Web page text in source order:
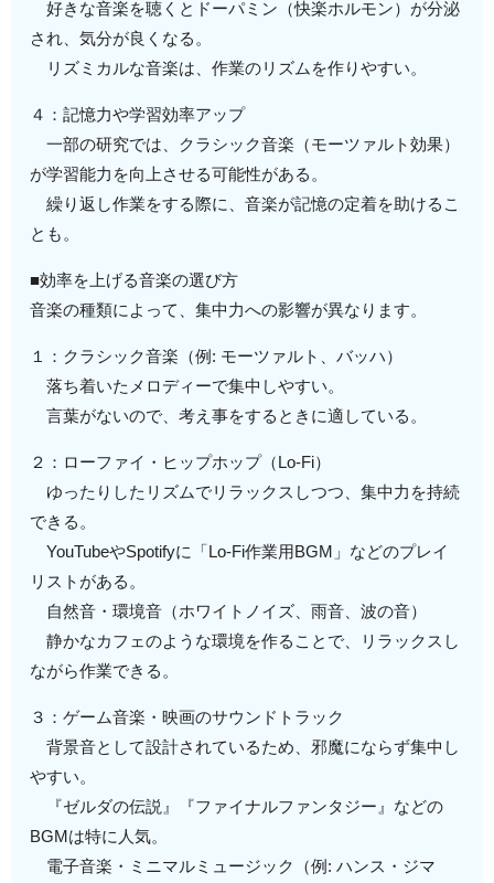
好きな音楽を聴くとドーパミン（快楽ホルモン）が分泌
され、気分が良くなる。
リズミカルな音楽は、作業のリズムを作りやすい。
４：記憶力や学習効率アップ
一部の研究では、クラシック音楽（モーツァルト効果）
が学習能力を向上させる可能性がある。
繰り返し作業をする際に、音楽が記憶の定着を助けるこ
とも。
■効率を上げる音楽の選び方
音楽の種類によって、集中力への影響が異なります。
１：クラシック音楽（例: モーツァルト、バッハ）
落ち着いたメロディーで集中しやすい。
言葉がないので、考え事をするときに適している。
２：ローファイ・ヒップホップ（Lo-Fi）
ゆったりしたリズムでリラックスしつつ、集中力を持続
できる。
YouTubeやSpotifyに「Lo-Fi作業用BGM」などのプレイ
リストがある。
自然音・環境音（ホワイトノイズ、雨音、波の音）
静かなカフェのような環境を作ることで、リラックスし
ながら作業できる。
３：ゲーム音楽・映画のサウンドトラック
背景音として設計されているため、邪魔にならず集中し
やすい。
『ゼルダの伝説』『ファイナルファンタジー』などの
BGMは特に人気。
電子音楽・ミニマルミュージック（例: ハンス・ジマ